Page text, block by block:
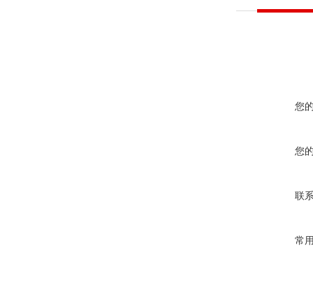
您
您
联
常